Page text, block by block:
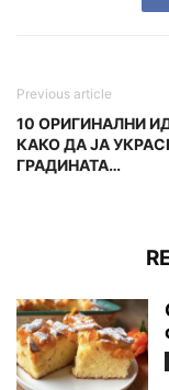
Previous article
10 ОРИГИНАЛНИ
КАКО ДА ЈА
ГРАДИНАТА…